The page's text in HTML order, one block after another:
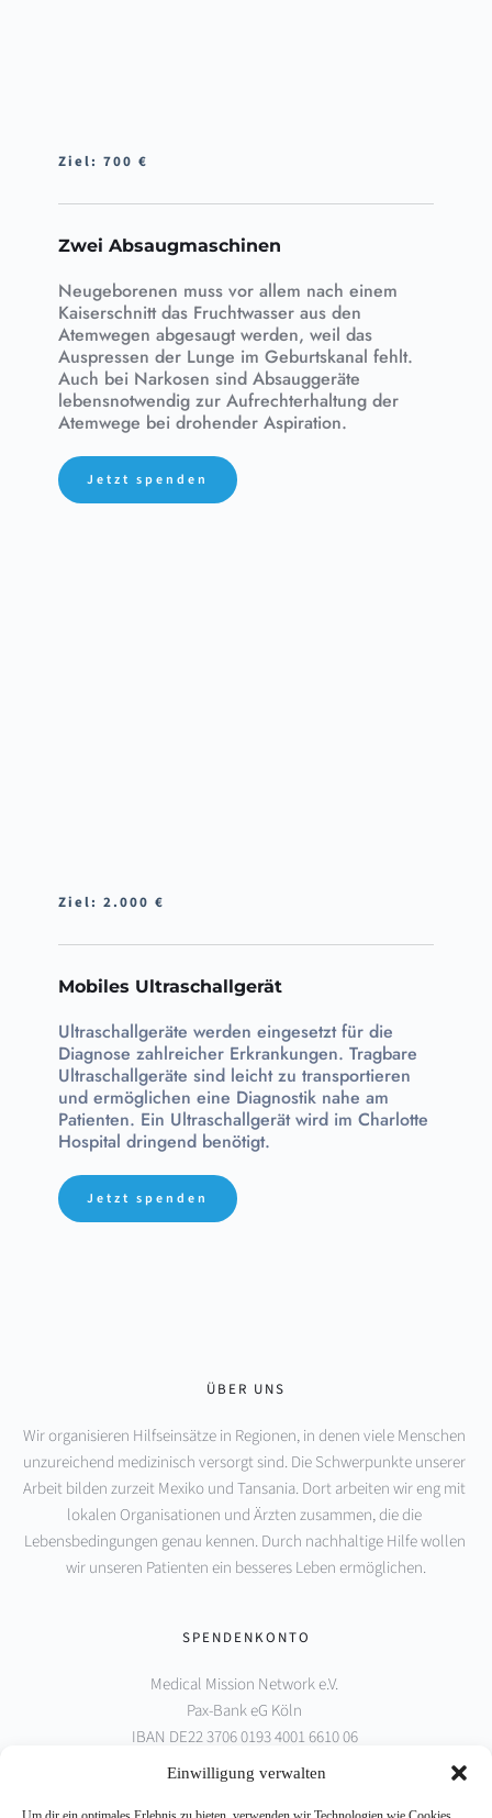
Einwilligung verwalten
Ziel: 700 €
Zwei Absaugmaschinen
Neugeborenen muss vor allem nach einem
Kaiserschnitt das Fruchtwasser aus den
Atemwegen abgesaugt werden, weil das
Auspressen der Lunge im Geburtskanal fehlt.
Auch bei Narkosen sind Absauggeräte
lebensnotwendig zur Aufrechterhaltung der
Atemwege bei drohender Aspiration.
Jetzt spenden
Ziel: 2.000 €
Mobiles Ultraschallgerät
Ultraschallgeräte werden eingesetzt für die
Diagnose zahlreicher Erkrankungen. Tragbare
Ultraschallgeräte sind leicht zu transportieren
und ermöglichen eine Diagnostik nahe am
Patienten. Ein Ultraschallgerät wird im Charlotte
Hospital dringend benötigt.
Jetzt spenden
ÜBER UNS
Wir organisieren Hilfseinsätze in Regionen, in denen viele Menschen
unzureichend medizinisch versorgt sind. Die Schwerpunkte unserer
Arbeit bilden zurzeit Mexiko und Tansania. Dort arbeiten wir eng mit
lokalen Organisationen und Ärzten zusammen, die die
Lebensbedingungen genau kennen. Durch nachhaltige Hilfe wollen
wir unseren Patienten ein besseres Leben ermöglichen.
SPENDENKONTO
Medical Mission Network e.V.
Pax-Bank eG Köln
IBAN DE22 3706 0193 4001 6610 06
BIC GENODED1PAX